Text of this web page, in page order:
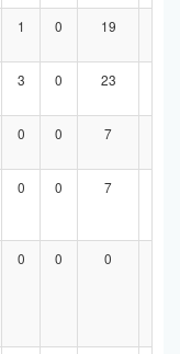
1 0 19
3 0 23
0 0 7
0 0 7
0 0 0